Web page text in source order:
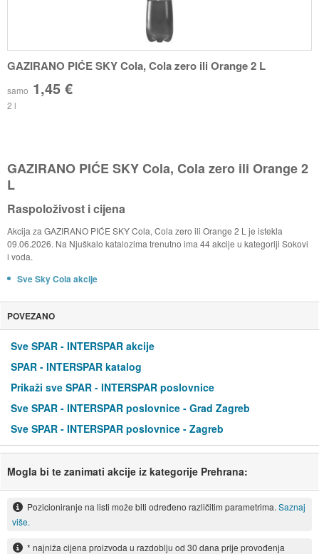
GAZIRANO PIĆE SKY Cola, Cola zero ili Orange 2 L
samo 1,45 €
2 l
GAZIRANO PIĆE SKY Cola, Cola zero ili Orange 2
L
Raspoloživost i cijena
Akcija za GAZIRANO PIĆE SKY Cola, Cola zero ili Orange 2 L je istekla
09.06.2026. Na Njuškalo katalozima trenutno ima 44 akcije u kategoriji Sokovi
i voda.
Sve Sky Cola akcije
POVEZANO
Sve SPAR - INTERSPAR akcije
SPAR - INTERSPAR katalog
Prikaži sve SPAR - INTERSPAR poslovnice
Sve SPAR - INTERSPAR poslovnice - Grad Zagreb
Sve SPAR - INTERSPAR poslovnice - Zagreb
Mogla bi te zanimati akcije iz kategorije Prehrana:
Pozicioniranje na listi može biti određeno različitim parametrima. Saznaj
više.
* najniža cijena proizvoda u razdoblju od 30 dana prije provođenja